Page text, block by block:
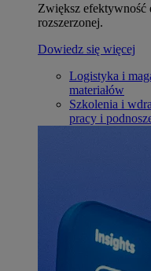
Zwiększ efektywność
rozszerzonej.
Dowiedz się więcej
Logistyka i
materiałów
Szkolenia i
pracy i